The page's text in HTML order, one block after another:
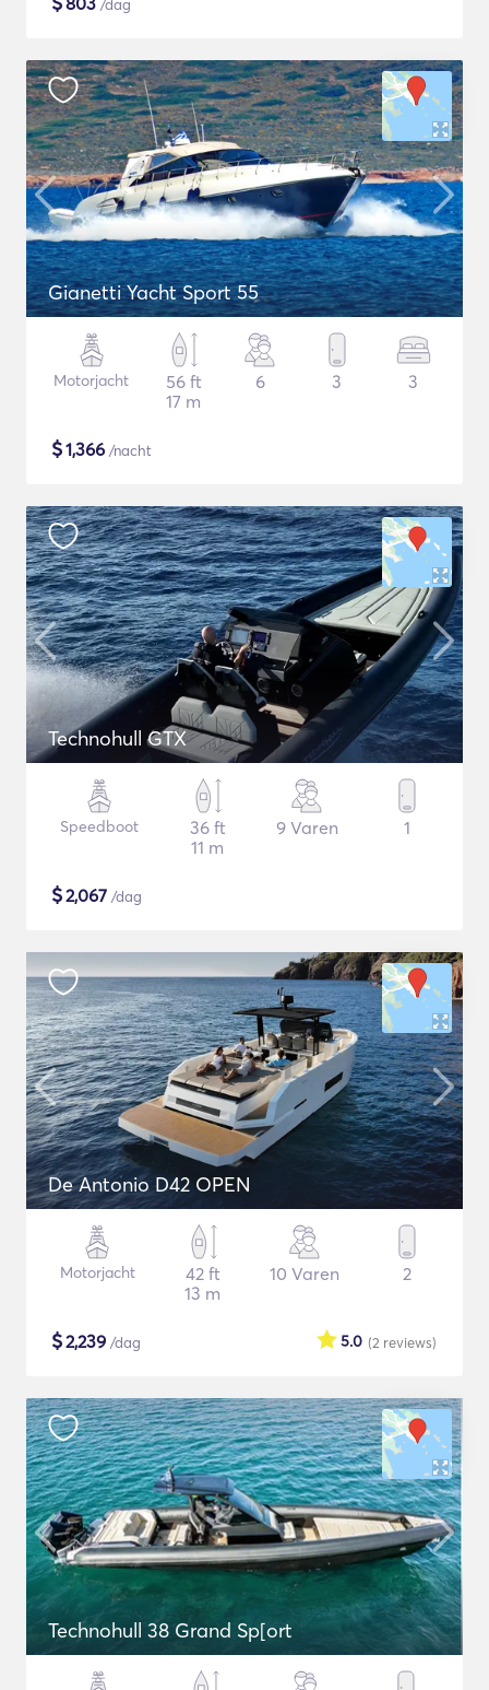
/dag
Gianetti Yacht Sport 55
Motorjacht
56 ft
17 m
6 3 3
$1,366 /nacht
Technohull GTX
Speedboot
36 ft
11 m
9 Varen 1
$2,067 /dag
De Antonio D42 OPEN
Motorjacht
42 ft
13 m
10 Varen 2
$2,239 /dag (2 reviews)
5.0
Technohull 38 Grand Sp[ort